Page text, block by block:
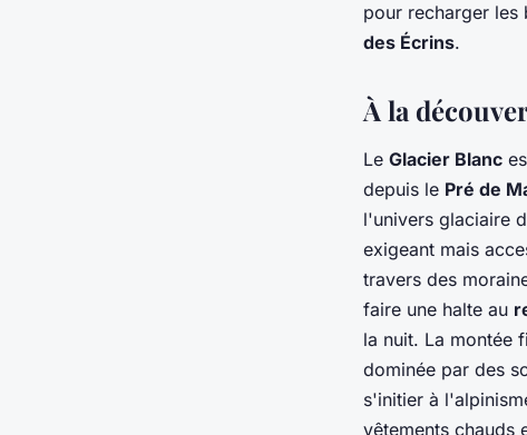
pour recharger les
des Écrins.
À la
Le Glacier Blanc
depuis le Pré de
l'univers glaciaire
exigeant mais
travers des
faire une halte au
la nuit. La montée
dominée par des
s'initier à
vêtements chauds